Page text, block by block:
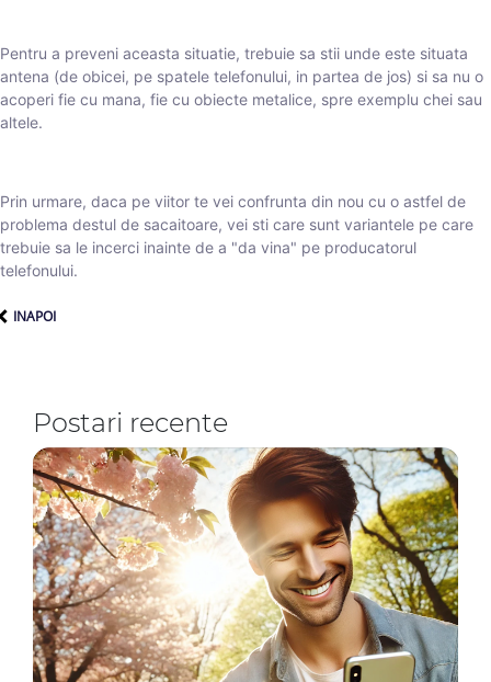
Pentru a preveni aceasta situatie, trebuie sa stii unde este situata
antena (de obicei, pe spatele telefonului, in partea de jos) si sa nu o
acoperi fie cu mana, fie cu obiecte metalice, spre exemplu chei sau
altele.
Prin urmare, daca pe viitor te vei confrunta din nou cu o astfel de
problema destul de sacaitoare, vei sti care sunt variantele pe care
trebuie sa le incerci inainte de a "da vina" pe producatorul
telefonului.
INAPOI
Postari recente